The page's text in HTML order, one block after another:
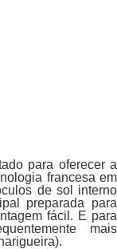
para oferecer a
francesa em
de sol interno
preparada para
fácil. E para
mais